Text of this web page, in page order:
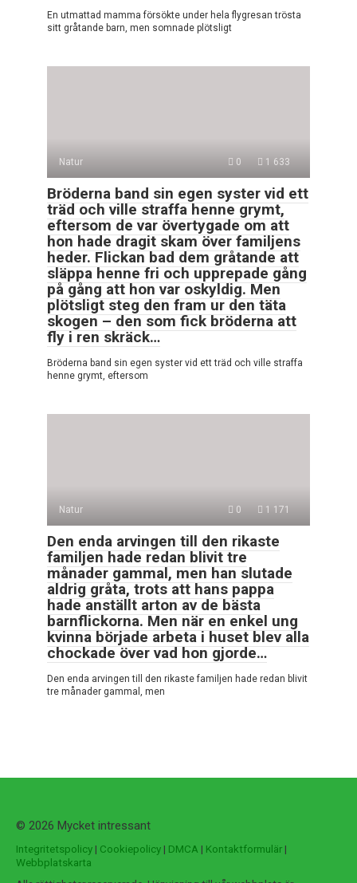
En utmattad mamma försökte under hela flygresan trösta
sitt gråtande barn, men somnade plötsligt
Natur 0 1 633
Bröderna band sin egen syster vid ett
träd och ville straffa henne grymt,
eftersom de var övertygade om att
hon hade dragit skam över familjens
heder. Flickan bad dem gråtande att
släppa henne fri och upprepade gång
på gång att hon var oskyldig. Men
plötsligt steg den fram ur den täta
skogen – den som fick bröderna att
fly i ren skräck…
Bröderna band sin egen syster vid ett träd och ville straffa
henne grymt, eftersom
Natur 0 1 171
Den enda arvingen till den rikaste
familjen hade redan blivit tre
månader gammal, men han slutade
aldrig gråta, trots att hans pappa
hade anställt arton av de bästa
barnflickorna. Men när en enkel ung
kvinna började arbeta i huset blev alla
chockade över vad hon gjorde…
Den enda arvingen till den rikaste familjen hade redan blivit
tre månader gammal, men
© 2026 Mycket intressant
Integritetspolicy| Cookiepolicy| DMCA | Kontaktformulär|
Webbplatskarta